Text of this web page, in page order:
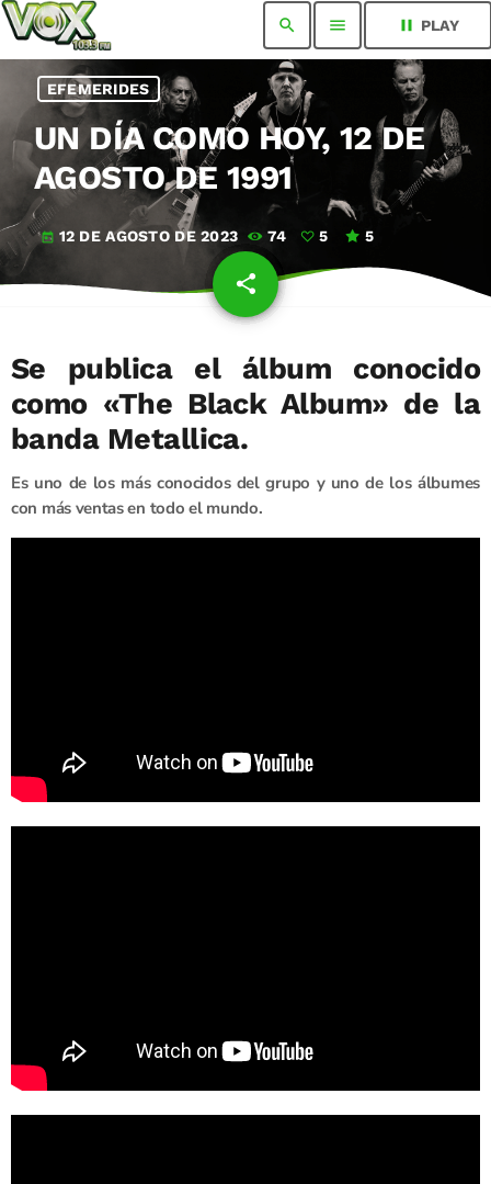
search menu pause PLAY
EFEMERIDES
UN DÍA COMO HOY, 12 DE
AGOSTO DE 1991
today 12 DE AGOSTO DE 2023 74 5 5
share
email
Se publica el álbum conocido
como «The Black Album» de la
banda Metallica.
Es uno de los más conocidos del grupo y uno de los álbumes
con más ventas en todo el mundo.